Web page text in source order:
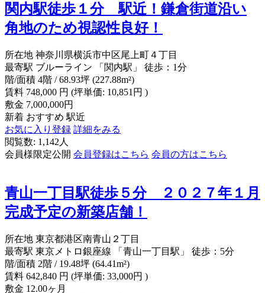
関内駅徒歩１分 駅近！鎌倉街道沿い
角地のため視認性良好！
所在地 神奈川県横浜市中区尾上町４丁目
最寄駅 ブルーライン 「関内駅」 徒歩：1分
階/面積 4階 / 68.93坪 (227.88m²)
賃料 748,000 円 (坪単価: 10,851円 )
敷金 7,000,000円
新着 おすすめ 駅近
お気に入り登録 詳細をみる
閲覧数: 1,142人
会員様限定公開 会員登録はこちら 会員の方はこちら
青山一丁目駅徒歩５分 ２０２７年１月
完成予定の新築店舗！
所在地 東京都港区南青山２丁目
最寄駅 東京メトロ銀座線 「青山一丁目駅」 徒歩：5分
階/面積 2階 / 19.48坪 (64.41m²)
賃料 642,840 円 (坪単価: 33,000円 )
敷金 12.00ヶ月